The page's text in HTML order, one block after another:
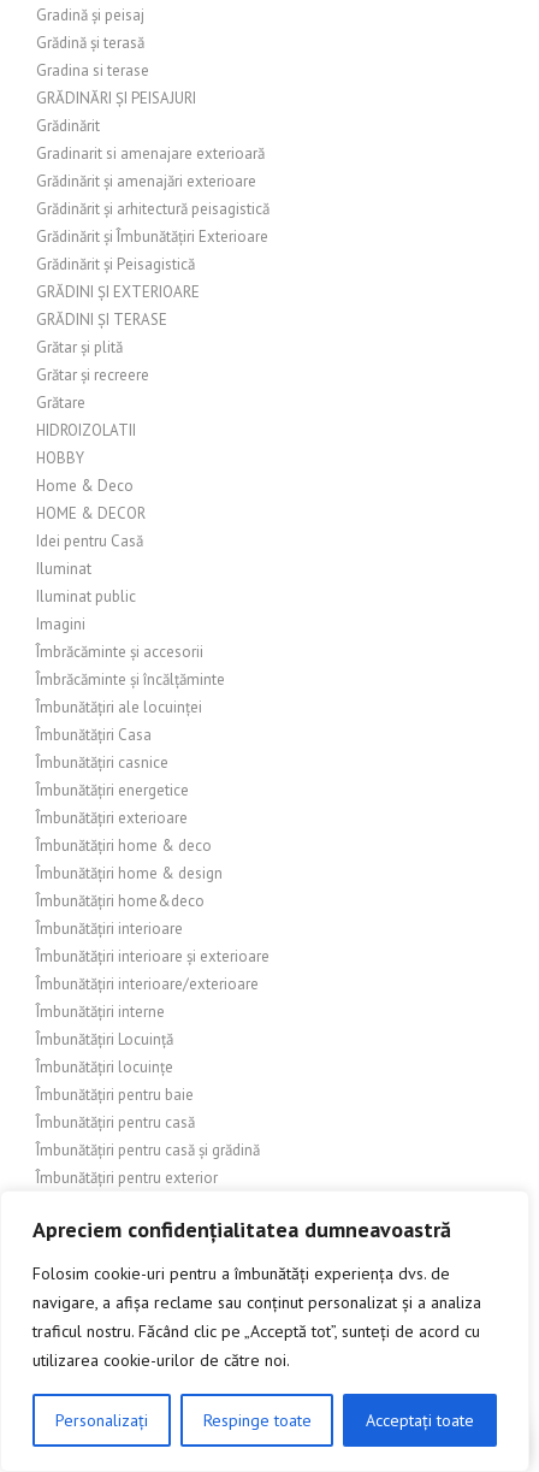
Apreciem confidențialitatea dumneavoastră
Folosim cookie-uri pentru a îmbunătăți experiența dvs. de
navigare, a afișa reclame sau conținut personalizat și a analiza
traficul nostru. Făcând clic pe „Acceptă tot”, sunteți de acord cu
utilizarea cookie-urilor de către noi.
Personalizați Respinge toate Acceptați toate
Gradină și peisaj
Grădină și terasă
Gradina si terase
GRĂDINĂRI ȘI PEISAJURI
Grădinărit
Gradinarit si amenajare exterioară
Grădinărit și amenajări exterioare
Grădinărit și arhitectură peisagistică
Grădinărit și Îmbunătățiri Exterioare
Grădinărit și Peisagistică
GRĂDINI ȘI EXTERIOARE
GRĂDINI ȘI TERASE
Grătar și plită
Grătar și recreere
Grătare
HIDROIZOLATII
HOBBY
Home & Deco
HOME & DECOR
Idei pentru Casă
Iluminat
Iluminat public
Imagini
Îmbrăcăminte și accesorii
Îmbrăcăminte și încălțăminte
Îmbunătățiri ale locuinței
Îmbunătățiri Casa
Îmbunătățiri casnice
Îmbunătățiri energetice
Îmbunătățiri exterioare
Îmbunătățiri home & deco
Îmbunătățiri home & design
Îmbunătățiri home&deco
Îmbunătățiri interioare
Îmbunătățiri interioare și exterioare
Îmbunătățiri interioare/exterioare
Îmbunătățiri interne
Îmbunătățiri Locuință
Îmbunătățiri locuințe
Îmbunătățiri pentru baie
Îmbunătățiri pentru casă
Îmbunătățiri pentru casă și grădină
Îmbunătățiri pentru exterior
Îmbunătățiri pentru locuințe
Îmbunătățiri și amenajări interioare
Îmbunătățiri și construcții exterioare
Îmbunătățiri și construcții interioare
Îmbunătățiri și decorare interioară
Îmbunătățiri și design exterior
Îmbunătățiri și design interior
CLICK AICI PENTRU A DISCUTA